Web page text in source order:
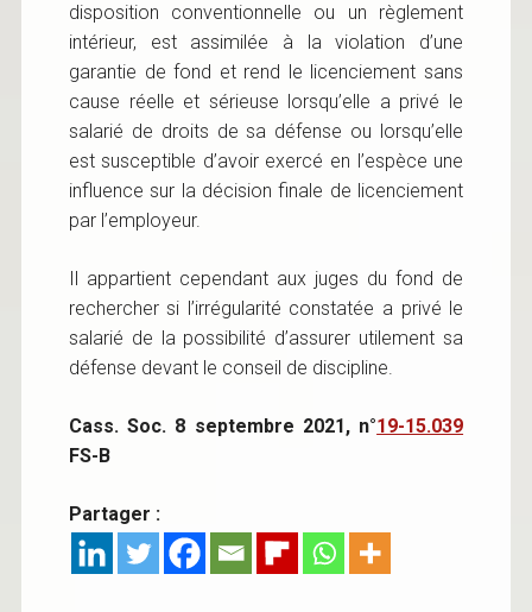
disposition conventionnelle ou un règlement
intérieur, est assimilée à la violation d’une
garantie de fond et rend le licenciement sans
cause réelle et sérieuse lorsqu’elle a privé le
salarié de droits de sa défense ou lorsqu’elle
est susceptible d’avoir exercé en l’espèce une
influence sur la décision finale de licenciement
par l’employeur.
Il appartient cependant aux juges du fond de
rechercher si l’irrégularité constatée a privé le
salarié de la possibilité d’assurer utilement sa
défense devant le conseil de discipline.
Cass. Soc. 8 septembre 2021, n°19-15.039
FS-B
Partager :